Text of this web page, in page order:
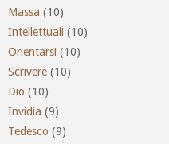
Massa (10)
Intellettuali (10)
Orientarsi (10)
Scrivere (10)
Dio (10)
Invidia (9)
Tedesco (9)